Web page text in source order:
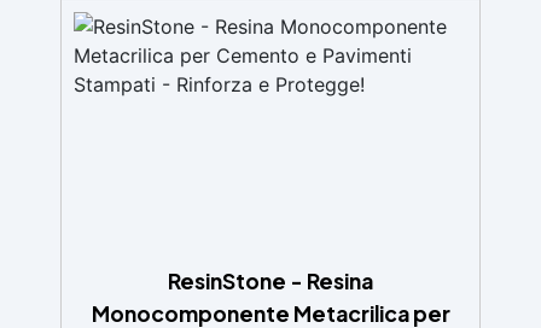
finitura protettiva antigraffio. ✅ Risultati
professionali: Sistema autolivellante,
resistente ai raggi UV, duraturo e con finitura
ResinStone - Resina
Monocomponente Metacrilica per